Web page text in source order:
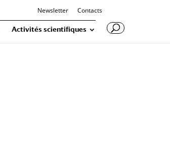
Newsletter Contacts
Activités scientifiques